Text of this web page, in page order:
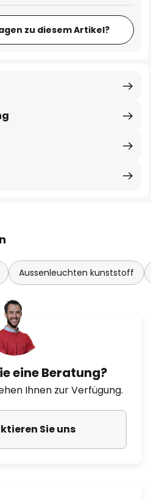
zu diesem Artikel?
Aussenleuchten kunststoff
eine Beratung?
Ihnen zur Verfügung.
Sie uns